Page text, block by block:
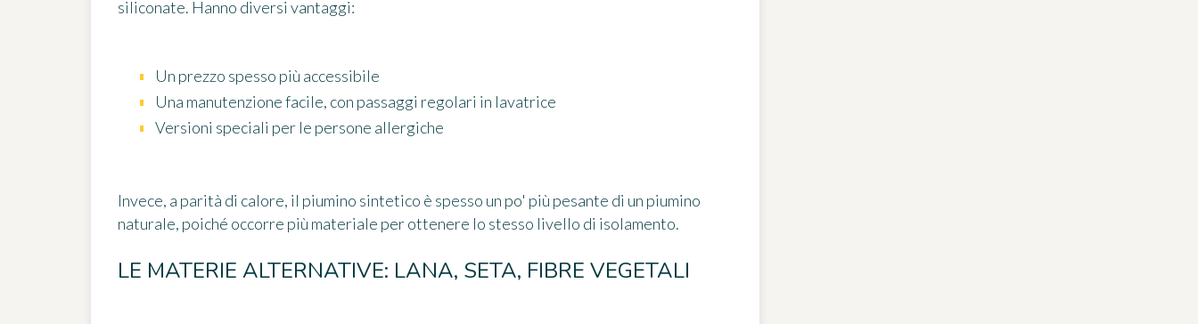
siliconate. Hanno diversi vantaggi:
Un prezzo spesso più accessibile
Una manutenzione facile, con passaggi regolari in lavatrice
Versioni speciali per le persone allergiche
Invece, a parità di calore, il piumino sintetico è spesso un po' più pesante di un piumino
naturale, poiché occorre più materiale per ottenere lo stesso livello di isolamento.
LE MATERIE ALTERNATIVE: LANA, SETA, FIBRE VEGETALI